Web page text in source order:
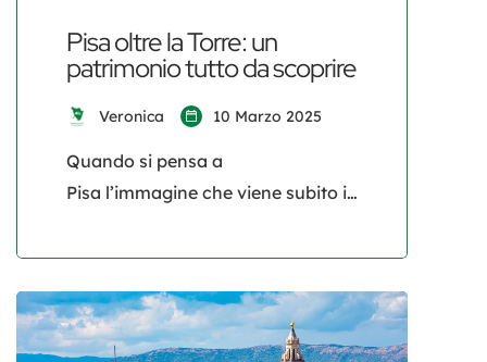
Pisa oltre la Torre: un
patrimonio tutto da scoprire
Veronica 10 Marzo 2025
Quando si pensa a
Pisa l’immagine che viene subito in
Pendente. Tuttavia, questa
affascinante città toscana
custodisce un patrimonio ricco di
storia, cultura e tradizioni che